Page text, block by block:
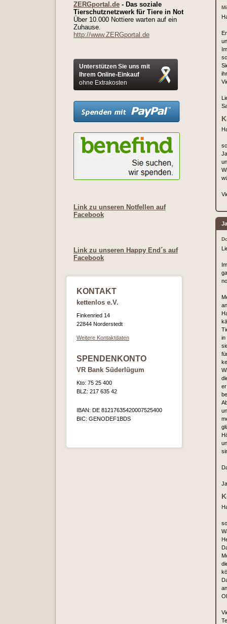
ZERGportal.de - Das soziale
Tierschutznetzwerk für Tiere in Not
Über 10.000 Nottiere warten auf ein
Zuhause.
http://www.ZERGportal.de
Unterstützen Sie uns mit
Ihrem Online-Einkauf
ohne Extrakosten
Link zu unseren Notfellen auf
Facebook
Link zu unseren Happy End´s auf
Facebook
KONTAKT
kettenlos e.V.
Finkenried 14
22844 Norderstedt
Weitere Kontaktdaten
SPENDENKONTO
VR Bank Süderlügum
Kto: 75 25 400
BLZ: 217 635 42
IBAN: DE 81217635420007525400
BIC: GENODEF1BDS
in